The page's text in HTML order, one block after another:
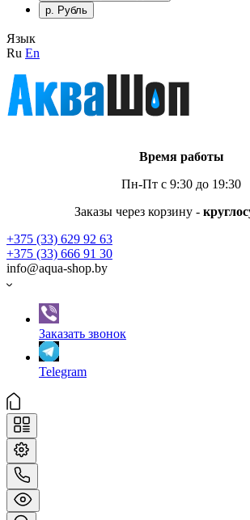
р. Рубль
Язык
Ru En
Время работы
Пн-Пт с 9:30 до 19:30
Заказы через корзину -
+375 (33) 629 92 63
+375 (33) 666 91 30
info@aqua-shop.by
Заказать звонок
Telegram